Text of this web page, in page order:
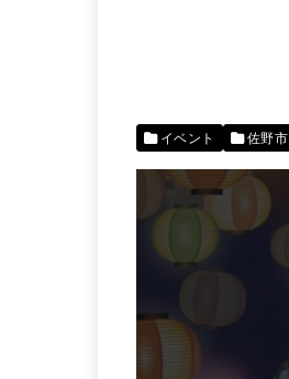
イベント 佐野市